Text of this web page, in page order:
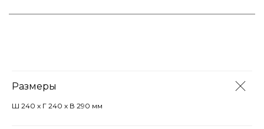
Размеры
Ш 240 х Г 240 х В 290 мм